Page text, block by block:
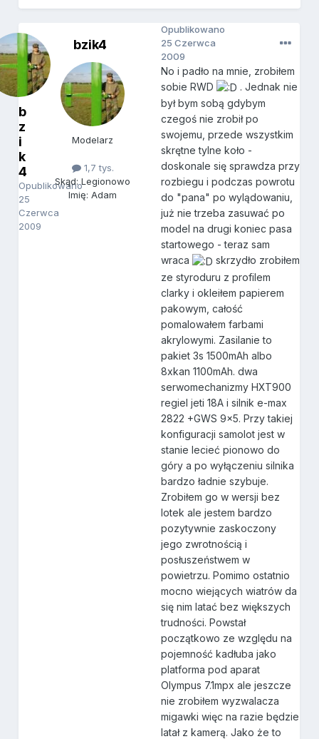
b
z
i
k
4
Opublikowano
25
Czerwca
2009
bzik4
Modelarz
1,7 tys.
Skąd: Legionowo
Imię: Adam
Opublikowano
25 Czerwca
2009
No i padło na mnie, zrobiłem
sobie RWD
. Jednak nie
był bym sobą gdybym
czegoś nie zrobił po
swojemu, przede wszystkim
skrętne tylne koło -
doskonale się sprawdza przy
rozbiegu i podczas powrotu
do "pana" po wylądowaniu,
już nie trzeba zasuwać po
model na drugi koniec pasa
startowego - teraz sam
wraca
skrzydło zrobiłem
ze styroduru z profilem
clarky i okleiłem papierem
pakowym, całość
pomalowałem farbami
akrylowymi. Zasilanie to
pakiet 3s 1500mAh albo
8xkan 1100mAh. dwa
serwomechanizmy HXT900
regiel jeti 18A i silnik e-max
2822 +GWS 9x5. Przy takiej
konfiguracji samolot jest w
stanie lecieć pionowo do
góry a po wyłączeniu silnika
bardzo ładnie szybuje.
Zrobiłem go w wersji bez
lotek ale jestem bardzo
pozytywnie zaskoczony
jego zwrotnością i
posłuszeństwem w
powietrzu. Pomimo ostatnio
mocno wiejących wiatrów da
się nim latać bez większych
trudności. Powstał
początkowo ze względu na
pojemność kadłuba jako
platforma pod aparat
Olympus 7.1mpx ale jeszcze
nie zrobiłem wyzwalacza
migawki więc na razie będzie
latał z kamerą. Jako że to